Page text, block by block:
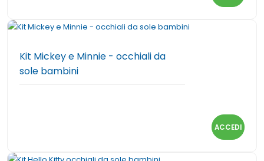
Kit Mickey e Minnie - occhiali da
sole bambini
ACCEDI